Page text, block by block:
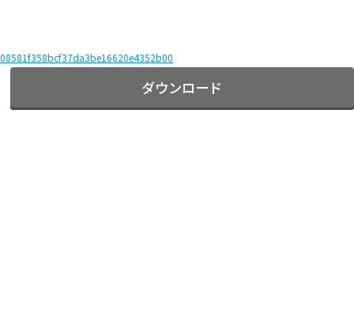
08581f358bcf37da3be16620e4352b00
ダウンロード